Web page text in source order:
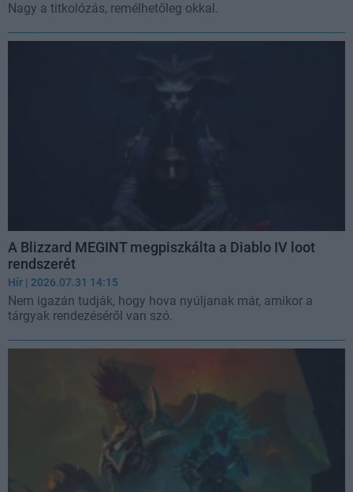
Nagy a titkolózás, remélhetőleg okkal.
A Blizzard MEGINT megpiszkálta a Diablo IV loot
rendszerét
Hír | 2026.07.31 14:15
Nem igazán tudják, hogy hova nyúljanak már, amikor a
tárgyak rendezéséről van szó.